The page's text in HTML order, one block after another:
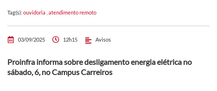
Tag(s): ouvidoria atendimento remoto
03/09/2025 12h15 Avisos
Proinfra informa sobre desligamento energia elétrica no
sábado, 6, no Campus Carreiros